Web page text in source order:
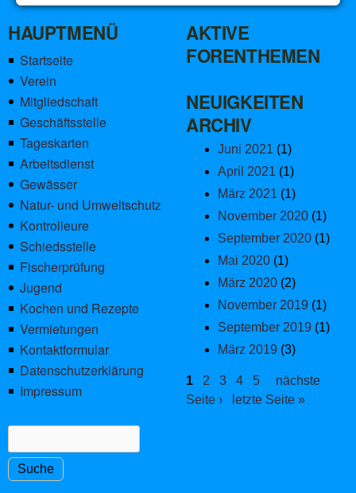
HAUPTMENÜ
Startseite
Verein
Mitgliedschaft
Geschäftsstelle
Tageskarten
Arbeitsdienst
Gewässer
Natur- und Umweltschutz
Kontrolleure
Schiedsstelle
Fischerprüfung
Jugend
Kochen und Rezepte
Vermietungen
Kontaktformular
Datenschutzerklärung
Impressum
Suchformular
AKTIVE
FORENTHEMEN
NEUIGKEITEN
ARCHIV
Juni 2021 (1)
April 2021 (1)
März 2021 (1)
November 2020 (1)
September 2020 (1)
Mai 2020 (1)
März 2020 (2)
November 2019 (1)
September 2019 (1)
März 2019 (3)
Seiten
1 2 3 4 5
nächste
Seite ›
letzte Seite »